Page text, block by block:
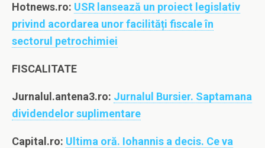
Hotnews.ro: USR lansează un proiect legislativ
privind acordarea unor facilități fiscale în
sectorul petrochimiei
FISCALITATE
Jurnalul.antena3.ro: Jurnalul Bursier. Saptamana
dividendelor suplimentare
Capital.ro: Ultima oră. Iohannis a decis. Ce va